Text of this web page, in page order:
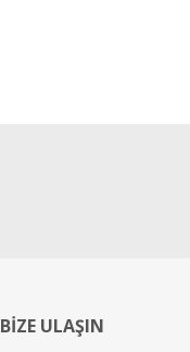
BİZE ULAŞIN